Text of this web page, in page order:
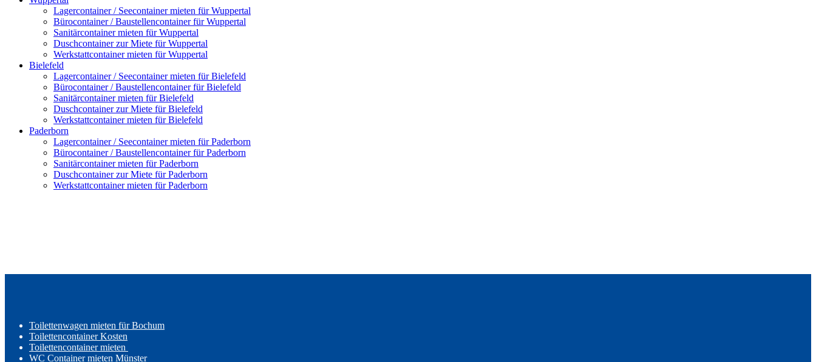
Lagercontainer / Seecontainer mieten für Wuppertal
Bürocontainer / Baustellencontainer für Wuppertal
Sanitärcontainer mieten für Wuppertal
Duschcontainer zur Miete für Wuppertal
Werkstattcontainer mieten für Wuppertal
Bielefeld
Lagercontainer / Seecontainer mieten für Bielefeld
Bürocontainer / Baustellencontainer für Bielefeld
Sanitärcontainer mieten für Bielefeld
Duschcontainer zur Miete für Bielefeld
Werkstattcontainer mieten für Bielefeld
Paderborn
Lagercontainer / Seecontainer mieten für Paderborn
Bürocontainer / Baustellencontainer für Paderborn
Sanitärcontainer mieten für Paderborn
Duschcontainer zur Miete für Paderborn
Werkstattcontainer mieten für Paderborn
Toilettenwagen mieten für Bochum
Toilettencontainer Kosten
Toilettencontainer mieten
WC Container mieten Münster